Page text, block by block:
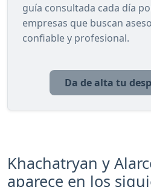
guía consultada cada día
empresas que buscan
confiable y profesional.
Da de alta tu
Khachatryan y
aparece en los